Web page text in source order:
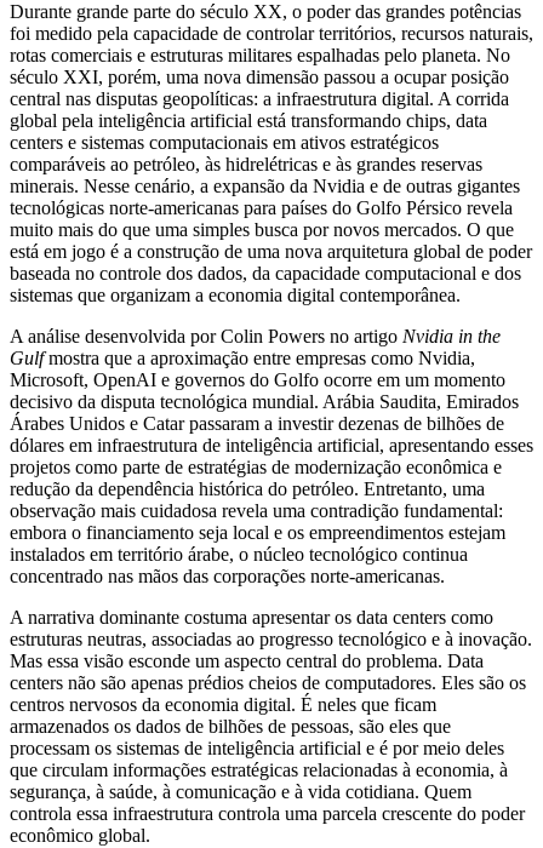
Durante grande parte do século XX, o poder das grandes potências
foi medido pela capacidade de controlar territórios, recursos naturais,
rotas comerciais e estruturas militares espalhadas pelo planeta. No
século XXI, porém, uma nova dimensão passou a ocupar posição
central nas disputas geopolíticas: a infraestrutura digital. A corrida
global pela inteligência artificial está transformando chips, data
centers e sistemas computacionais em ativos estratégicos
comparáveis ao petróleo, às hidrelétricas e às grandes reservas
minerais. Nesse cenário, a expansão da Nvidia e de outras gigantes
tecnológicas norte-americanas para países do Golfo Pérsico revela
muito mais do que uma simples busca por novos mercados. O que
está em jogo é a construção de uma nova arquitetura global de poder
baseada no controle dos dados, da capacidade computacional e dos
sistemas que organizam a economia digital contemporânea.
A análise desenvolvida por Colin Powers no artigo Nvidia in the
Gulfmostra que a aproximação entre empresas como Nvidia,
Microsoft, OpenAI e governos do Golfo ocorre em um momento
decisivo da disputa tecnológica mundial. Arábia Saudita, Emirados
Árabes Unidos e Catar passaram a investir dezenas de bilhões de
dólares em infraestrutura de inteligência artificial, apresentando esses
projetos como parte de estratégias de modernização econômica e
redução da dependência histórica do petróleo. Entretanto, uma
observação mais cuidadosa revela uma contradição fundamental:
embora o financiamento seja local e os empreendimentos estejam
instalados em território árabe, o núcleo tecnológico continua
concentrado nas mãos das corporações norte-americanas.
A narrativa dominante costuma apresentar os data centers como
estruturas neutras, associadas ao progresso tecnológico e à inovação.
Mas essa visão esconde um aspecto central do problema. Data
centers não são apenas prédios cheios de computadores. Eles são os
centros nervosos da economia digital. É neles que ficam
armazenados os dados de bilhões de pessoas, são eles que
processam os sistemas de inteligência artificial e é por meio deles
que circulam informações estratégicas relacionadas à economia, à
segurança, à saúde, à comunicação e à vida cotidiana. Quem
controla essa infraestrutura controla uma parcela crescente do poder
econômico global.